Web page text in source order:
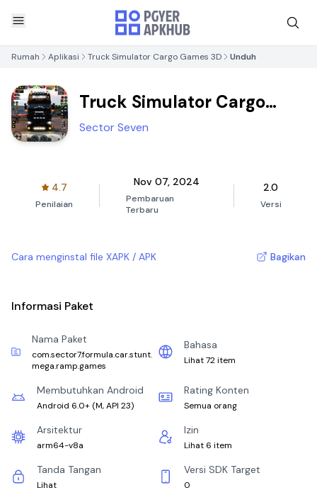
Rumah Aplikasi Truck Simulator Cargo Games 3D Unduh
Truck Simulator Cargo
Games 3D
Sector Seven
4.7
Penilaian
Nov 07, 2024
Pembaruan
Terbaru
2.0
Versi
Cara menginstal file XAPK / APK Bagikan
Informasi Paket
Nama Paket
com.sector7.formula.car.stunt.
mega.ramp.games
Bahasa
Lihat 72 item
Membutuhkan Android
Android 6.0+ (M, API 23)
Rating Konten
Semua orang
Arsitektur
arm64-v8a
Izin
Lihat 6 item
Tanda Tangan
Lihat
Versi SDK Target
0